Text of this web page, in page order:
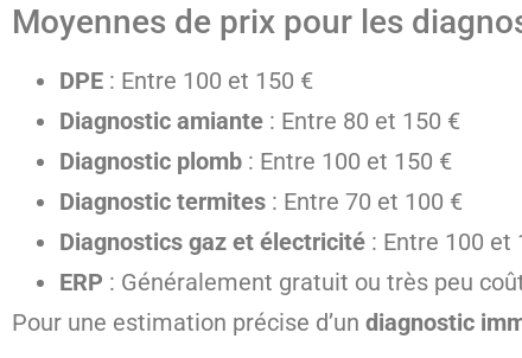
Moyennes de prix pour les
DPE : Entre 100 et 150 €
Diagnostic amiante : Entre 80 et 150 €
Diagnostic plomb : Entre 100 et 150 €
Diagnostic termites : Entre 70 et 100 €
Diagnostics gaz et électricité : Entre 100 et
ERP : Généralement gratuit ou très peu
Pour une estimation précise d’un diagnostic